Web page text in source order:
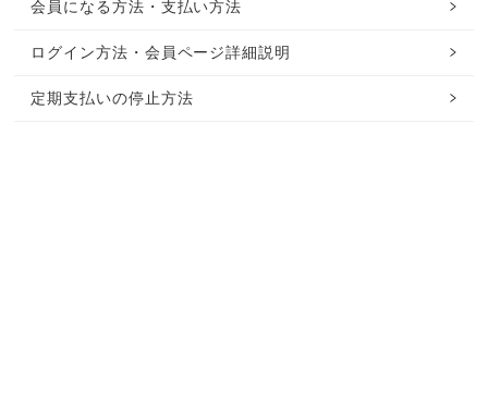
会員になる方法・支払い方法
ログイン方法・会員ページ詳細説明
定期支払いの停止方法